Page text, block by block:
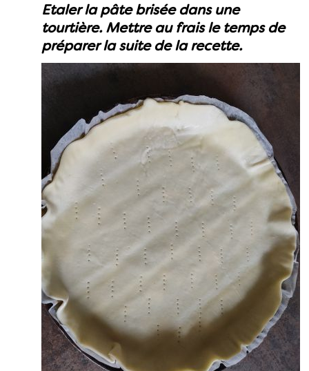
Etaler la pâte brisée dans une
tourtière. Mettre au frais le temps de
préparer la suite de la recette.